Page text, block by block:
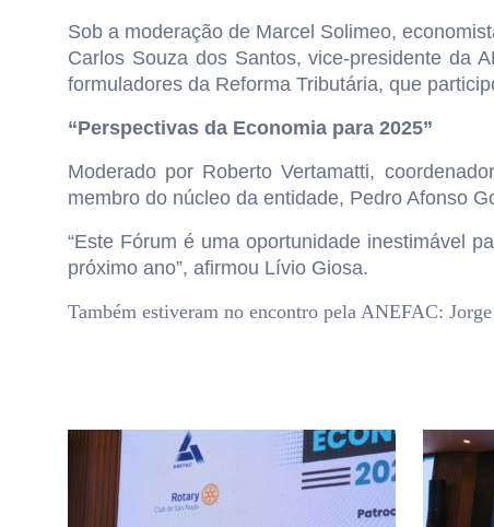
Sob a moderação de Marcel Solimeo,
Carlos Souza dos Santos, vice-presidente da
formuladores da Reforma Tributária, que
“Perspectivas da Economia para 2025”
Moderado por Roberto Vertamatti,
membro do núcleo da entidade, Pedro Afonso
“Este Fórum é uma oportunidade inestimável
próximo ano”, afirmou Lívio Giosa.
Também estiveram no encontro pela ANEFAC: